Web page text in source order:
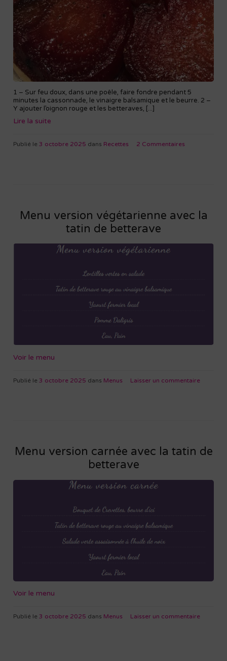
1 – Sur feu doux, dans une poêle, faire fondre pendant 5
minutes la cassonnade, le vinaigre balsamique et le beurre. 2 –
Y ajouter l’oignon rouge et les betteraves, [...]
Lire la suite
Publié le3 octobre 2025 dans Recettes 2 Commentaires
Menu version végétarienne avec la
tatin de betterave
Voir le menu
Publié le 3 octobre 2025 dans Menus Laisser un commentaire
Menu version carnée avec la tatin de
betterave
Voir le menu
Publié le3 octobre 2025 dans Menus Laisser un commentaire